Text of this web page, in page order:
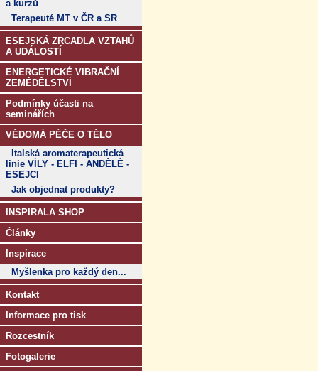
a kurzů
Terapeuté MT v ČR a SR
ESEJSKÁ ZRCADLA VZTAHŮ
A UDÁLOSTÍ
ENERGETICKÉ VIBRAČNÍ
ZEMĚDĚLSTVÍ
Podmínky účasti na
seminářích
VĚDOMÁ PÉČE O TĚLO
Italská aromaterapeutická
linie VÍLY - ELFI - ANDĚLÉ -
ESEJCI
Jak objednat produkty?
INSPIRALA SHOP
Články
Inspirace
Myšlenka pro každý den...
Kontakt
Informace pro tisk
Rozcestník
Fotogalerie